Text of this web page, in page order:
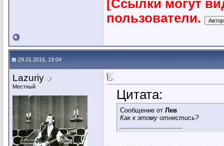
[Ссылки могут
пользователи.
29.01.2016, 19:04
Lazuriy
Местный
Цитата:
Сообщение от Лев
Как к этому отнестись?